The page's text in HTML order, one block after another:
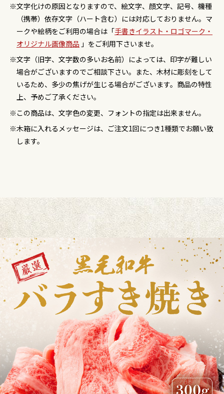
文字化けの原因となりますので、絵文字、顔文字、記号、機種
（携帯）依存文字（ハート含む）には対応しておりません。マ
ークや絵柄をご利用の場合は「手書きイラスト・ロゴマーク・
オリジナル画像商品 」をご利用下さいませ。
文字（旧字、文字数の多いお名前）によっては、印字が難しい
場合がございますのでご相談下さい。また、木材に彫刻をして
いるため、多少の焦げが生じる場合がございます。商品の特性
上、予めご了承ください。
この商品は、文字色の変更、フォントの指定は出来ません。
木箱に入れるメッセージは、ご注文1回につき1種類でお願い致
します。